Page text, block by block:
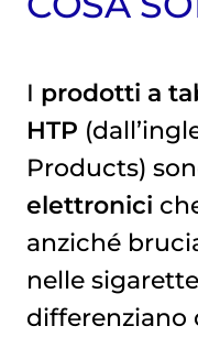
GLI
I prodotti a
HTP
Products)
elettronici
anziché
nelle
differenziano